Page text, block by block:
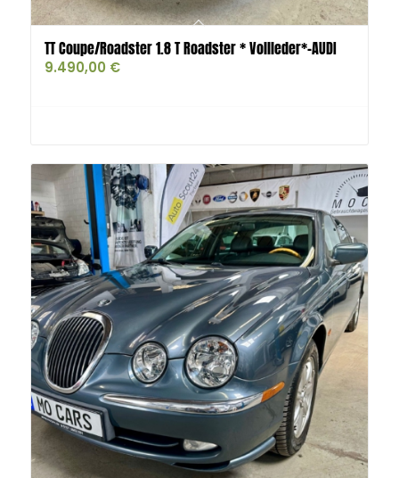
TT Coupe/Roadster 1.8 T Roadster * Vollleder*-AUDI
9.490,00 €